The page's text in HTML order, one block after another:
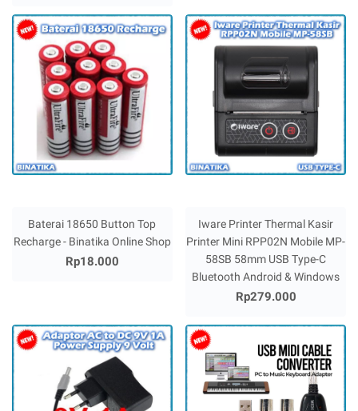
Baterai 18650 Button Top
Recharge - Binatika Online Shop
Rp18.000
Iware Printer Thermal Kasir
Printer Mini RPP02N Mobile MP-
58SB 58mm USB Type-C
Bluetooth Android & Windows
Rp279.000